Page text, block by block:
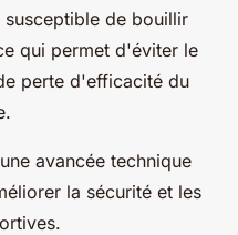
de bouillir
qui permet d'éviter le
perte d'efficacité du
avancée technique
la sécurité et les